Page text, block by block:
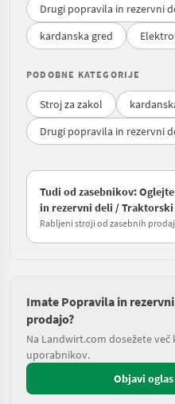
Drugi popravila in rezervni
kardanska gred
PODOBNE KATEGORIJE
Stroj za zakol
Drugi popravila in rezervni
Tudi od zasebnikov:
in rezervni deli /
Rabljeni stroji od zasebnih
Imate Popravila in
prodajo?
Na Landwirt.com dosežete
uporabnikov.
Objavi